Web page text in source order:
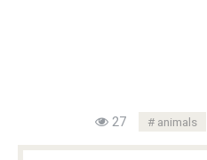
27 animals